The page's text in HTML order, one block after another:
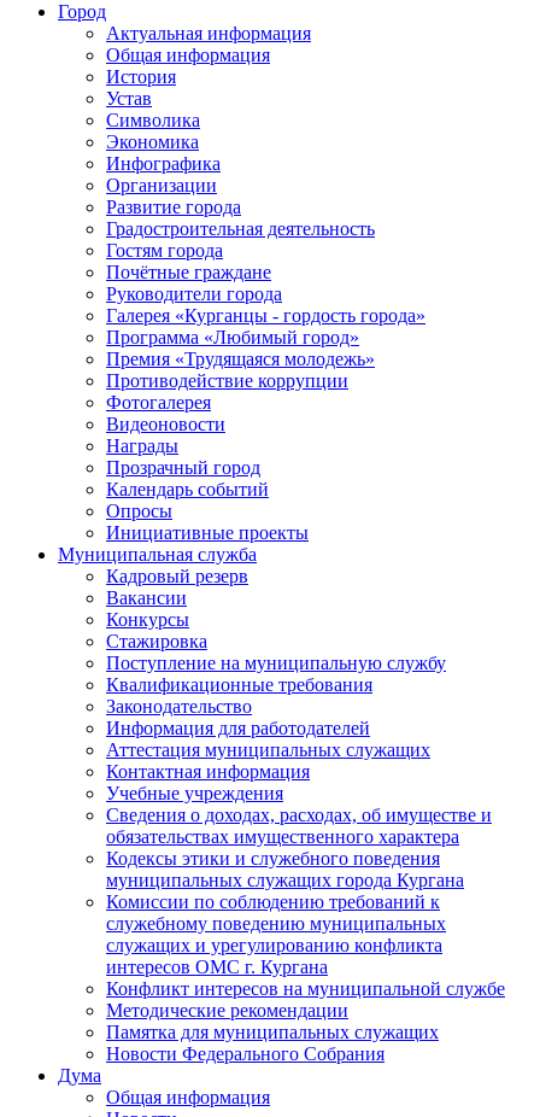
Город
Актуальная информация
Общая информация
История
Устав
Символика
Экономика
Инфографика
Организации
Развитие города
Градостроительная деятельность
Гостям города
Почётные граждане
Руководители города
Галерея «Курганцы - гордость города»
Программа «Любимый город»
Премия «Трудящаяся молодежь»
Противодействие коррупции
Фотогалерея
Видеоновости
Награды
Прозрачный город
Календарь событий
Опросы
Инициативные проекты
Муниципальная служба
Кадровый резерв
Вакансии
Конкурсы
Стажировка
Поступление на муниципальную службу
Квалификационные требования
Законодательство
Информация для работодателей
Аттестация муниципальных служащих
Контактная информация
Учебные учреждения
Сведения о доходах, расходах, об имуществе и
обязательствах имущественного характера
Кодексы этики и служебного поведения
муниципальных служащих города Кургана
Комиссии по соблюдению требований к
служебному поведению муниципальных
служащих и урегулированию конфликта
интересов ОМС г. Кургана
Конфликт интересов на муниципальной службе
Методические рекомендации
Памятка для муниципальных служащих
Новости Федерального Cобрания
Дума
Общая информация